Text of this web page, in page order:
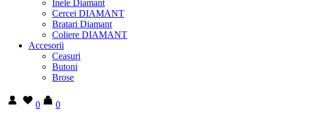
Inele Diamant
Cercei DIAMANT
Bratari Diamant
Coliere DIAMANT
Accesorii
Ceasuri
Butoni
Brose
0
0